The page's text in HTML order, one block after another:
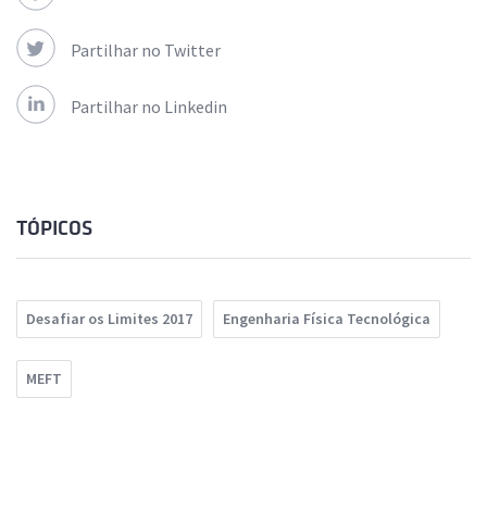
Partilhar no Twitter
Partilhar no Linkedin
TÓPICOS
Desafiar os Limites 2017 Engenharia Física Tecnológica
MEFT